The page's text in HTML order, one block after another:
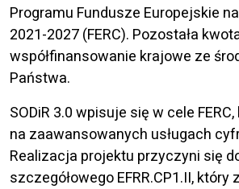
Programu Fundusze Europejskie
2021-2027 (FERC). Pozostała
współfinansowanie krajowe ze
Państwa.
SODiR 3.0 wpisuje się w cele
na zaawansowanych usługach
Realizacja projektu przyczyni się
szczegółowego EFRR.CP1.II, który